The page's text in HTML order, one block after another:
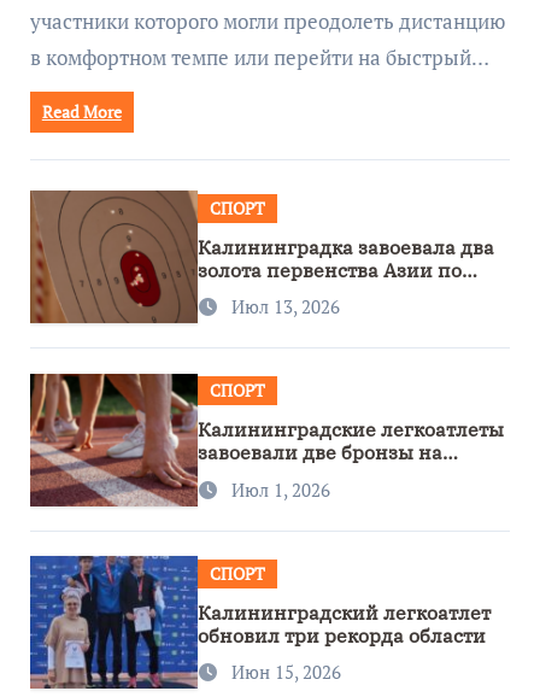
участники которого могли преодолеть дистанцию
в комфортном темпе или перейти на быстрый…
Read More
СПОРТ
Калининградка завоевала два
золота первенства Азии по
метанию ножа
Июл 13, 2026
СПОРТ
Калининградские легкоатлеты
завоевали две бронзы на
первенстве России
Июл 1, 2026
СПОРТ
Калининградский легкоатлет
обновил три рекорда области
Июн 15, 2026